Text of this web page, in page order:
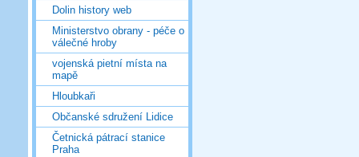
Dolin history web
Ministerstvo obrany - péče o
válečné hroby
vojenská pietní místa na
mapě
Hloubkaři
Občanské sdružení Lidice
Četnická pátrací stanice
Praha